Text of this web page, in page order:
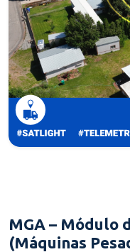
MGA – Módulo
(Máquinas